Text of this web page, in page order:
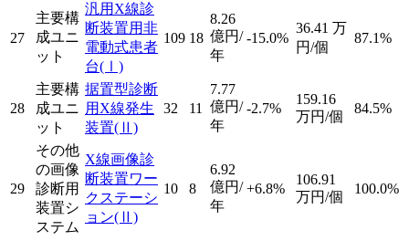
27
主要構
成ユニ
ット
汎用X線診
断装置用非
電動式患者
台(Ⅰ)
109 18
8.26
億円/
年
-15.0%
36.41 万
円/個
87.1%
28
主要構
成ユニ
ット
据置型診断
用X線発生
装置(Ⅱ)
32 11
7.77
億円/
年
-2.7%
159.16
万円/個
84.5%
29
その他
の画像
診断用
装置シ
ステム
X線画像診
断装置ワー
クステーシ
ョン(Ⅱ)
10 8
6.92
億円/
年
+6.8%
106.91
万円/個
100.0%